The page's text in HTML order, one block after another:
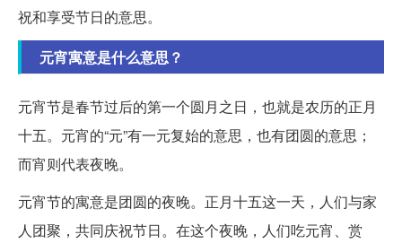
祝和享受节日的意思。
元宵寓意是什么意思？
元宵节是春节过后的第一个圆月之日，也就是农历的正月
十五。元宵的“元”有一元复始的意思，也有团圆的意思；
而宵则代表夜晚。
元宵节的寓意是团圆的夜晚。正月十五这一天，人们与家
人团聚，共同庆祝节日。在这个夜晚，人们吃元宵、赏